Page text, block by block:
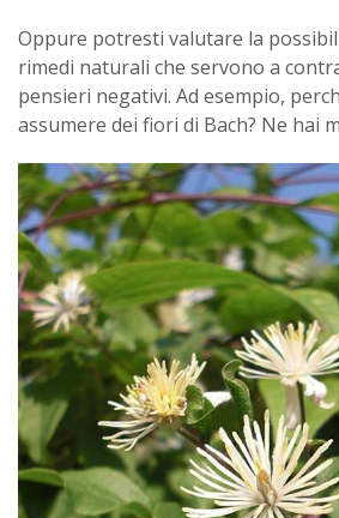
Oppure potresti valutare la
rimedi naturali che servono a
pensieri negativi. Ad esempio,
assumere dei fiori di Bach? Ne hai